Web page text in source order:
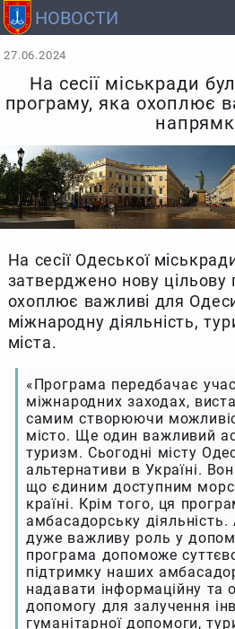
27.06.2024
На сесії міськради
програму, яка охоплює
На сесії Одеської
затверджено нову цільову
охоплює важливі для
міжнародну діяльність,
міста.
«Програма передбачає
міжнародних заходах,
самим створюючи
місто. Ще один важливий
туризм. Сьогодні місту
альтернативи в Україні.
що єдиним доступним
країні. Крім того, ця
амбасадорську
дуже важливу роль у
програма допоможе
підтримку наших
надавати інформаційну та
допомогу для залучення
гуманітарної допомоги,